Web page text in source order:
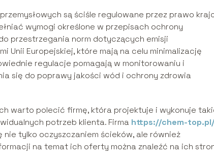
są ściśle regulowane przez prawo
wymogi określone w przepisach ochrony
przestrzegania norm dotyczących emisji
Unii Europejskiej, które mają na celu minimalizację
regulacje pomagają w monitorowaniu i
się do poprawy jakości wód i ochrony zdrowia
warto polecić firmę, która projektuje i wykonuje
potrzeb klienta. Firma https://chem-top.pl/
tylko oczyszczaniem ścieków, ale również
na temat ich oferty można znaleźć na ich